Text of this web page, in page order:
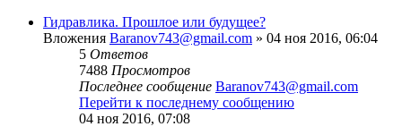
Гидравлика. Прошлое или будущее?
Вложения Baranov743@gmail.com » 04 ноя 2016, 06:04
5 Ответов
7488 Просмотров
Последнее сообщение Baranov743@gmail.com
Перейти к последнему сообщению
04 ноя 2016, 07:08